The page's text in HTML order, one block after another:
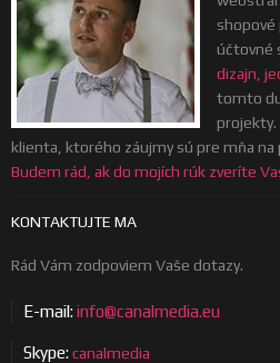
shopové
účtovné
dizajn,
tomto
projekty.
klienta, ktorého záujmy sú pre mňa
Budem rád, ak do mojích rúk zveríte
KONTAKTUJTE MA
Rád Vám zodpoviem Vaše dotazy.
E-mail:info@canalmedia.eu
Skype:canalmedia